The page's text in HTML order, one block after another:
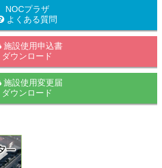
NOCプラザ
よくある質問
施設使用申込書
ダウンロード
施設使用変更届
ダウンロード